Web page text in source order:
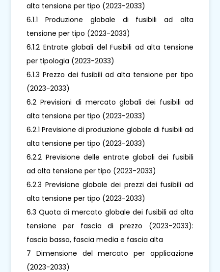
alta tensione per tipo (2023-2033)
6.1.1 Produzione globale di fusibili ad alta
tensione per tipo (2023-2033)
6.1.2 Entrate globali del Fusibili ad alta tensione
per tipologia (2023-2033)
6.1.3 Prezzo dei fusibili ad alta tensione per tipo
(2023-2033)
6.2 Previsioni di mercato globali dei fusibili ad
alta tensione per tipo (2023-2033)
6.2.1 Previsione di produzione globale di fusibili ad
alta tensione per tipo (2023-2033)
6.2.2 Previsione delle entrate globali dei fusibili
ad alta tensione per tipo (2023-2033)
6.2.3 Previsione globale dei prezzi dei fusibili ad
alta tensione per tipo (2023-2033)
6.3 Quota di mercato globale dei fusibili ad alta
tensione per fascia di prezzo (2023-2033):
fascia bassa, fascia media e fascia alta
7 Dimensione del mercato per applicazione
(2023-2033)